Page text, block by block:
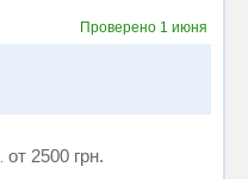
Проверено 1 июня
от 2500 грн.